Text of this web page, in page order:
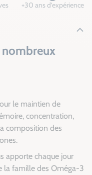
+30 ans d’expérience
nombreux
le maintien de
concentration,
composition des
apporte chaque jour
la famille des Oméga-3